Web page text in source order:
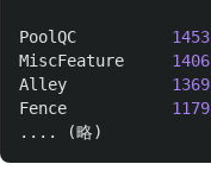
PoolQC
1453
MiscFeature
1406
Alley
1369
Fence
1179
....
(略)